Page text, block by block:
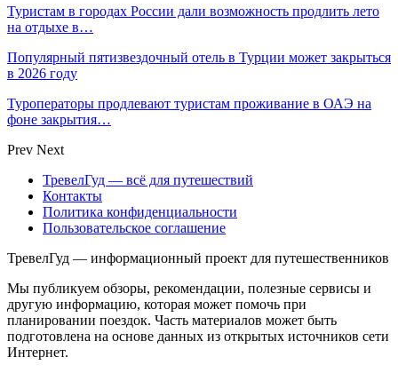
Туристам в городах России дали возможность продлить лето
на отдыхе в…
Популярный пятизвездочный отель в Турции может закрыться
в 2026 году
Туроператоры продлевают туристам проживание в ОАЭ на
фоне закрытия…
Prev Next
ТревелГуд — всё для путешествий
Контакты
Политика конфиденциальности
Пользовательское соглашение
ТревелГуд — информационный проект для путешественников
Мы публикуем обзоры, рекомендации, полезные сервисы и
другую информацию, которая может помочь при
планировании поездок. Часть материалов может быть
подготовлена на основе данных из открытых источников сети
Интернет.